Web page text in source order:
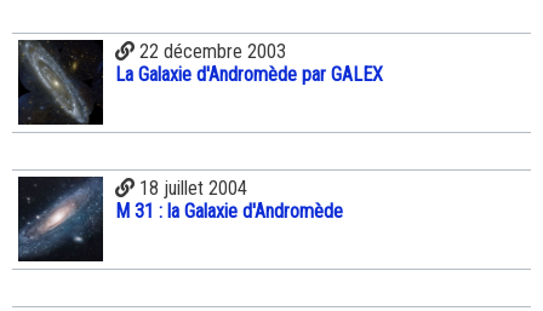
22 décembre 2003
La Galaxie d'Andromède par GALEX
18 juillet 2004
M 31 : la Galaxie d'Andromède